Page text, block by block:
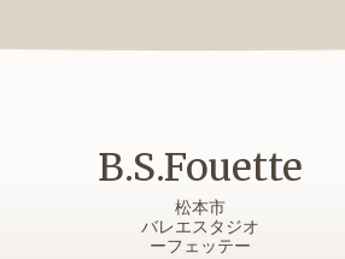
B.S.Fouette
松本市
バレエスタジオ
ーフェッテー